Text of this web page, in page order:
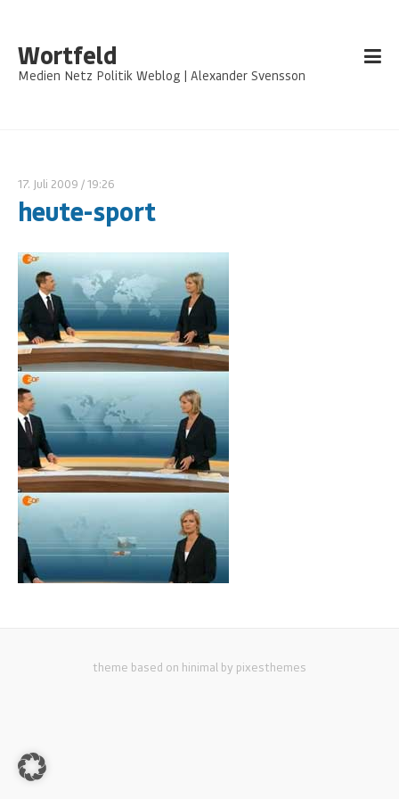
Wortfeld
Medien Netz Politik Weblog | Alexander Svensson
17. Juli 2009 / 19:26
heute-sport
theme based on hinimal by pixesthemes